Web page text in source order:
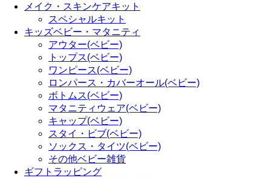
メイク・スキンケアキット
スペシャルキット
キッズベビー・マタニティ
アウター(ベビー)
トップス(ベビー)
ワンピース(ベビー)
ロンパース・カバーオール(ベビー)
ボトムス(ベビー)
マタニティウェア(ベビー)
キャップ(ベビー)
スタイ・ビブ(ベビー)
ソックス・タイツ(ベビー)
その他ベビー雑貨
ギフトラッピング